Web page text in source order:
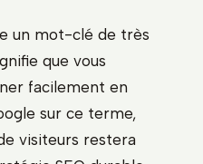
un mot-clé de très
que vous
facilement en
sur ce terme,
visiteurs restera